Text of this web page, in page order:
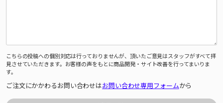
こちらの投稿への個別対応は行っておりませんが、頂いたご意見はスタッフがすべて拝
見させていただきます。お客様の声をもとに商品開発・サイト改善を行ってまいりま
す。
ご注文にかかわるお問い合わせはお問い合わせ専用フォームから